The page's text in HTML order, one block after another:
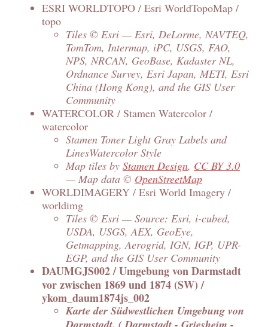
ESRI WORLDTOPO / Esri WorldTopoMap /
topo
Tiles © Esri — Esri, DeLorme, NAVTEQ,
TomTom, Intermap, iPC, USGS, FAO,
NPS, NRCAN, GeoBase, Kadaster NL,
Ordnance Survey, Esri Japan, METI, Esri
China (Hong Kong), and the GIS User
Community
WATERCOLOR / Stamen Watercolor /
watercolor
Stamen Toner Light Gray Labels and
LinesWatercolor Style
Map tiles by Stamen Design, CC BY 3.0
— Map data © OpenStreetMap
WORLDIMAGERY / Esri World Imagery /
worldimg
Tiles © Esri — Source: Esri, i-cubed,
USDA, USGS, AEX, GeoEye,
Getmapping, Aerogrid, IGN, IGP, UPR-
EGP, and the GIS User Community
DAUMGJS002 / Umgebung von Darmstadt
vor zwischen 1869 und 1874 (SW) /
ykom_daum1874js_002
Karte der Südwestlichen Umgebung von
Darmstadt. ( Darmstadt - Griesheim -